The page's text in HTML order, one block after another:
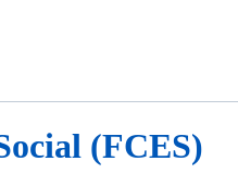
(FCES)